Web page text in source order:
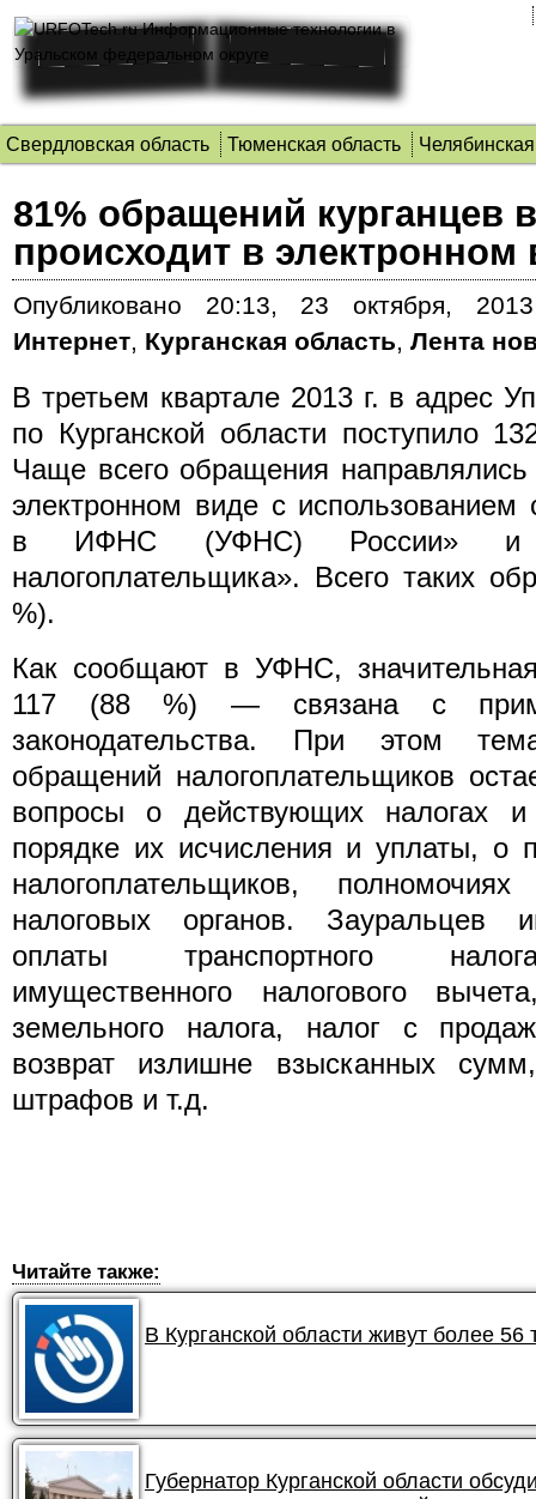
Свердловская область Тюменская область
81% обращений курганцев
происходит в электронном
Опубликовано
20:13, 23 октября,
Интернет, Курганская область, Лента
В третьем квартале 2013 г. в адрес
по Курганской области поступило
Чаще всего обращения
электронном виде с использованием
в ИФНС (УФНС) России» и
налогоплательщика». Всего таких
%).
Как сообщают в УФНС,
117 (88 %) — связана с
законодательства. При этом
обращений налогоплательщиков
вопросы о действующих налогах
порядке их исчисления и уплаты, о
налогоплательщиков,
налоговых органов. Зауральцев
оплаты транспортного
имущественного налогового
земельного налога, налог с
возврат излишне взысканных
штрафов и т.д.
Читайте также:
В Курганской области живут более
Губернатор Курганской области